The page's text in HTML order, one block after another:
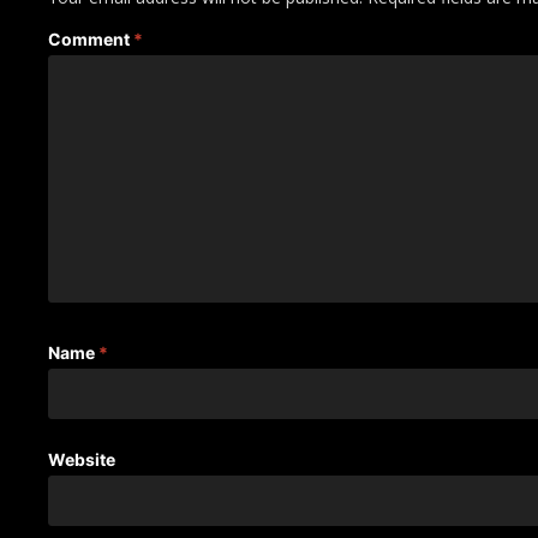
Comment *
Name *
Website